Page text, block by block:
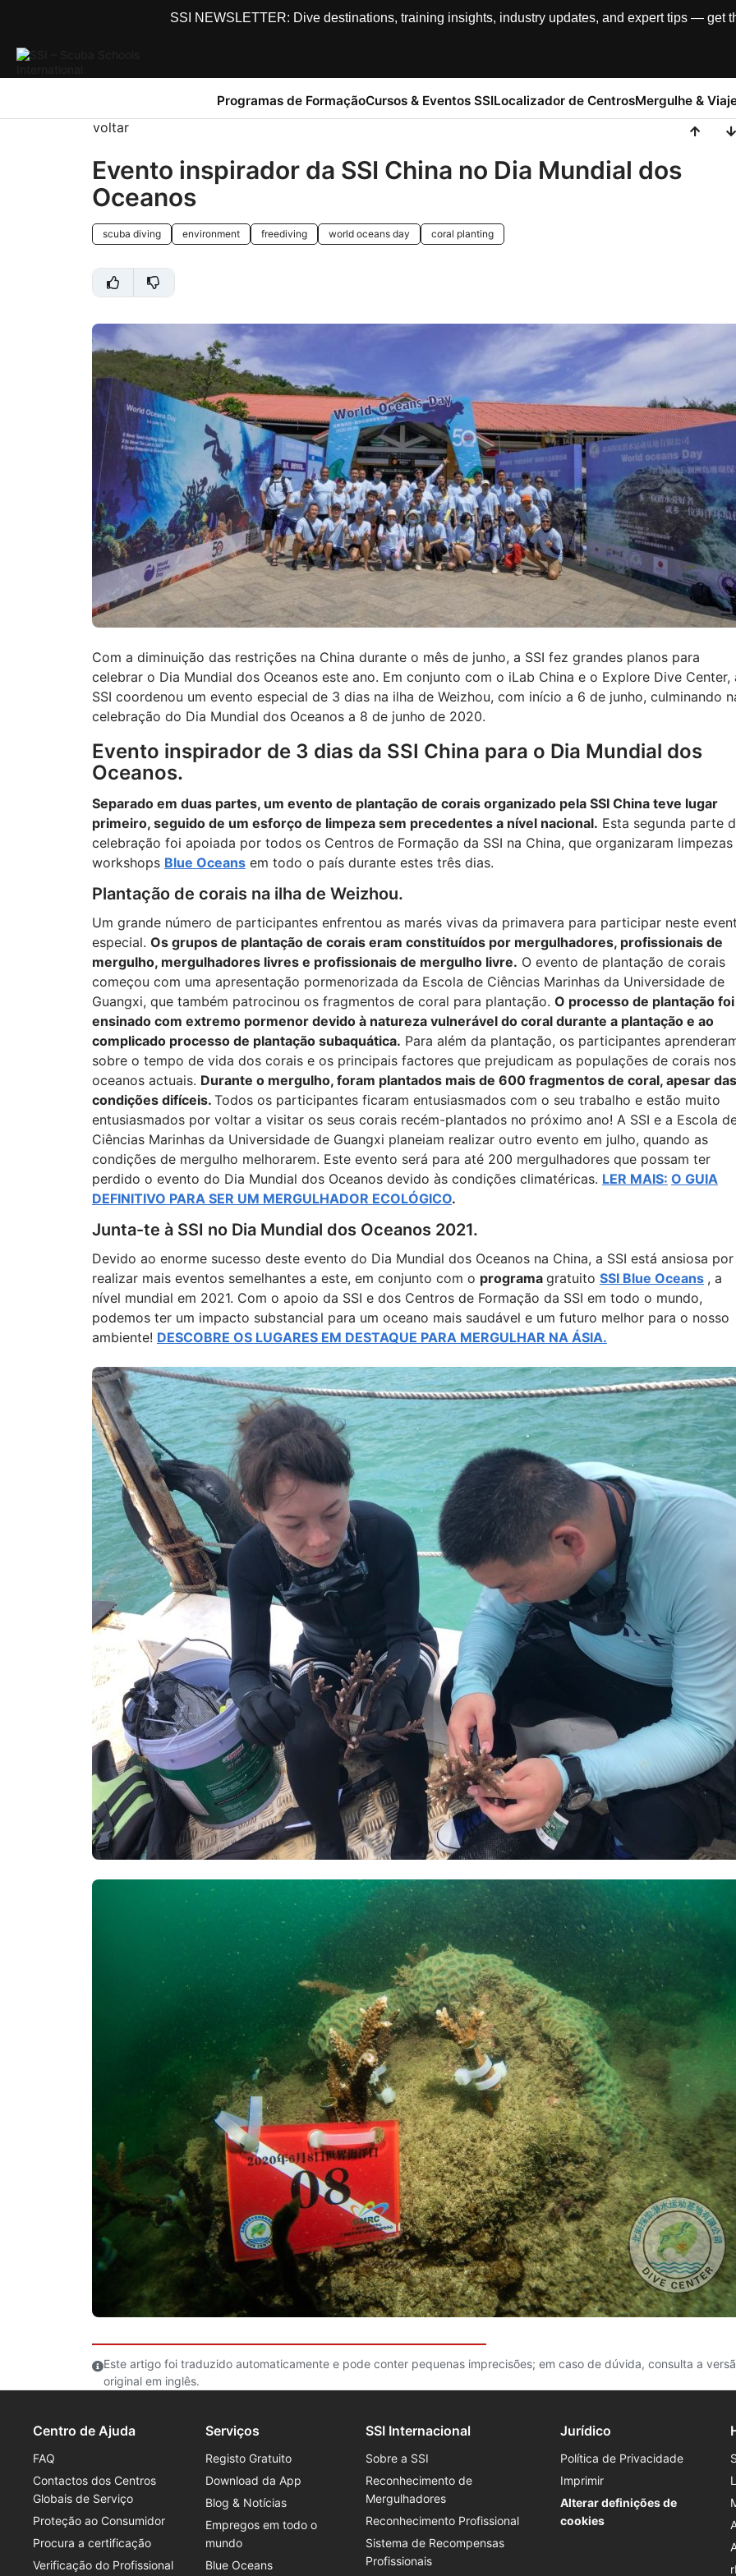
SSI NEWSLETTER: Dive destinations, training insights, industry updates, and expert tips — get
Programas de FormaçãoCursos & Eventos SSILocalizador de CentrosMergulhe &
voltar
Evento inspirador da SSI China no Dia Mundial dos
Oceanos
scuba diving environment freediving world oceans day coral planting
Com a diminuição das restrições na China durante o mês de junho, a SSI fez grandes planos para
celebrar o Dia Mundial dos Oceanos este ano. Em conjunto com o iLab China e o Explore Dive Center,
SSI coordenou um evento especial de 3 dias na ilha de Weizhou, com início a 6 de junho, culminando
celebração do Dia Mundial dos Oceanos a 8 de junho de 2020.
Evento inspirador de 3 dias da SSI China para o Dia Mundial dos
Oceanos.
Separado em duas partes, um evento de plantação de corais organizado pela SSI China teve lugar
primeiro, seguido de um esforço de limpeza sem precedentes a nível nacional. Esta segunda parte
celebração foi apoiada por todos os Centros de Formação da SSI na China, que organizaram limpezas
workshops Blue Oceansem todo o país durante estes três dias.
Plantação de corais na ilha de Weizhou.
Um grande número de participantes enfrentou as marés vivas da primavera para participar neste
especial. Os grupos de plantação de corais eram constituídos por mergulhadores, profissionais de
mergulho, mergulhadores livres e profissionais de mergulho livre. O evento de plantação de corais
começou com uma apresentação pormenorizada da Escola de Ciências Marinhas da Universidade de
Guangxi, que também patrocinou os fragmentos de coral para plantação. O processo de plantação foi
ensinado com extremo pormenor devido à natureza vulnerável do coral durante a plantação e ao
complicado processo de plantação subaquática. Para além da plantação, os participantes
sobre o tempo de vida dos corais e os principais factores que prejudicam as populações de corais nos
oceanos actuais. Durante o mergulho, foram plantados mais de 600 fragmentos de coral, apesar das
condições difíceis. Todos os participantes ficaram entusiasmados com o seu trabalho e estão muito
entusiasmados por voltar a visitar os seus corais recém-plantados no próximo ano! A SSI e a Escola
Ciências Marinhas da Universidade de Guangxi planeiam realizar outro evento em julho, quando as
condições de mergulho melhorarem. Este evento será para até 200 mergulhadores que possam ter
perdido o evento do Dia Mundial dos Oceanos devido às condições climatéricas. LER MAIS: O GUIA
DEFINITIVO PARA SER UM MERGULHADOR ECOLÓGICO.
Junta-te à SSI no Dia Mundial dos Oceanos 2021.
Devido ao enorme sucesso deste evento do Dia Mundial dos Oceanos na China, a SSI está ansiosa por
realizar mais eventos semelhantes a este, em conjunto com o programa gratuito SSI Blue Oceans , a
nível mundial em 2021. Com o apoio da SSI e dos Centros de Formação da SSI em todo o mundo,
podemos ter um impacto substancial para um oceano mais saudável e um futuro melhor para o nosso
ambiente! DESCOBRE OS LUGARES EM DESTAQUE PARA MERGULHAR NA ÁSIA.
Este artigo foi traduzido automaticamente e pode conter pequenas imprecisões; em caso de dúvida, consulta a
original em inglês.
Centro de Ajuda
FAQ
Contactos dos Centros
Globais de Serviço
Proteção ao Consumidor
Procura a certificação
Verificação do Profissional
Serviços
Registo Gratuito
Download da App
Blog & Notícias
Empregos em todo o
mundo
Blue Oceans
SSI Internacional
Sobre a SSI
Reconhecimento de
Mergulhadores
Reconhecimento Profissional
Sistema de Recompensas
Profissionais
Jurídico
Política de Privacidade
Imprimir
Alterar definições de
cookies